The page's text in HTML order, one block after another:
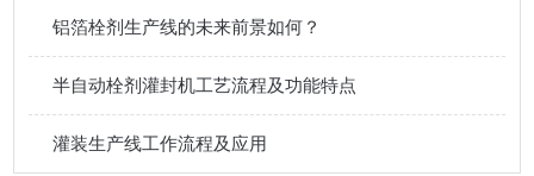
铝箔栓剂生产线的未来前景如何？
半自动栓剂灌封机工艺流程及功能特点
灌装生产线工作流程及应用